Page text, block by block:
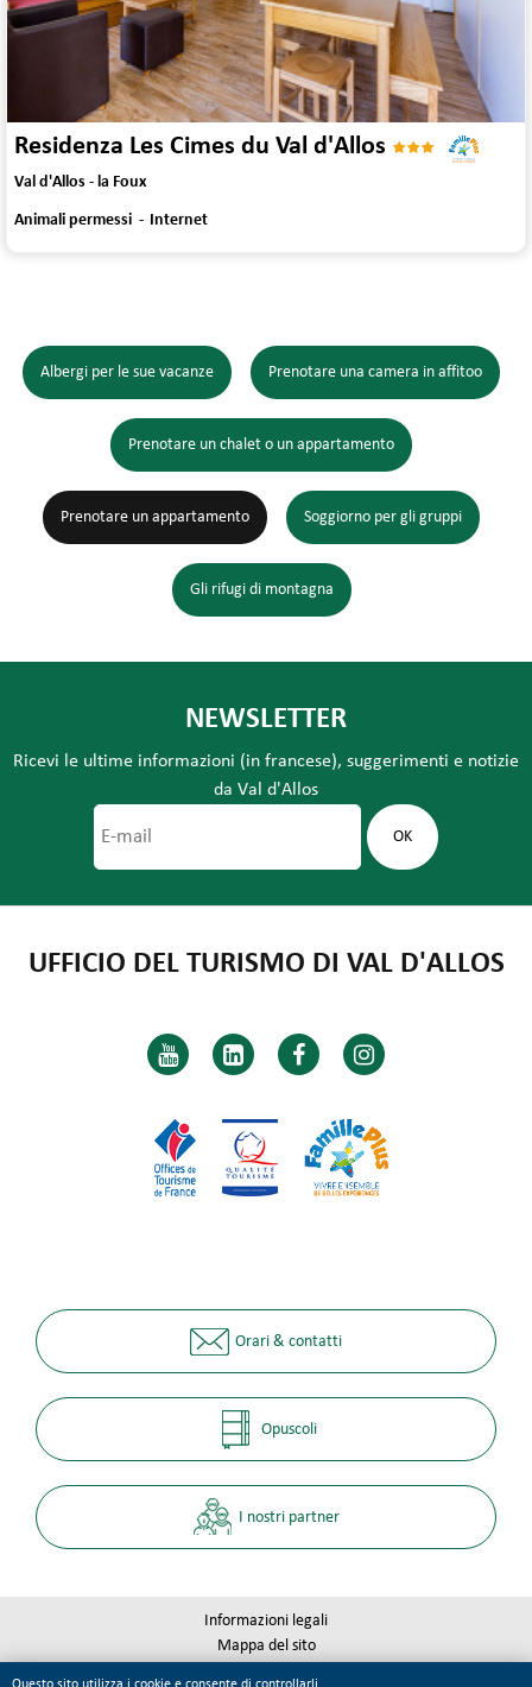
Residenza Les Cimes du Val d'Allos
Val d'Allos - la Foux
Animali permessi Internet
Albergi per le sue vacanze Prenotare una camera in affitoo
Prenotare un chalet o un appartamento
Prenotare un appartamento Soggiorno per gli gruppi
Gli rifugi di montagna
NEWSLETTER
Ricevi le ultime informazioni (in francese), suggerimenti e notizie
da Val d'Allos
UFFICIO DEL TURISMO DI VAL D'ALLOS
Orari & contatti
Opuscoli
I nostri partner
Informazioni legali
Mappa del sito